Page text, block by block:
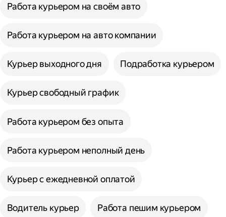
Работа курьером на своём авто
Работа курьером на авто компании
Курьер выходного дня Подработка курьером
Курьер свободный график
Работа курьером без опыта
Работа курьером неполный день
Курьер с ежедневной оплатой
Водитель курьер Работа пешим курьером